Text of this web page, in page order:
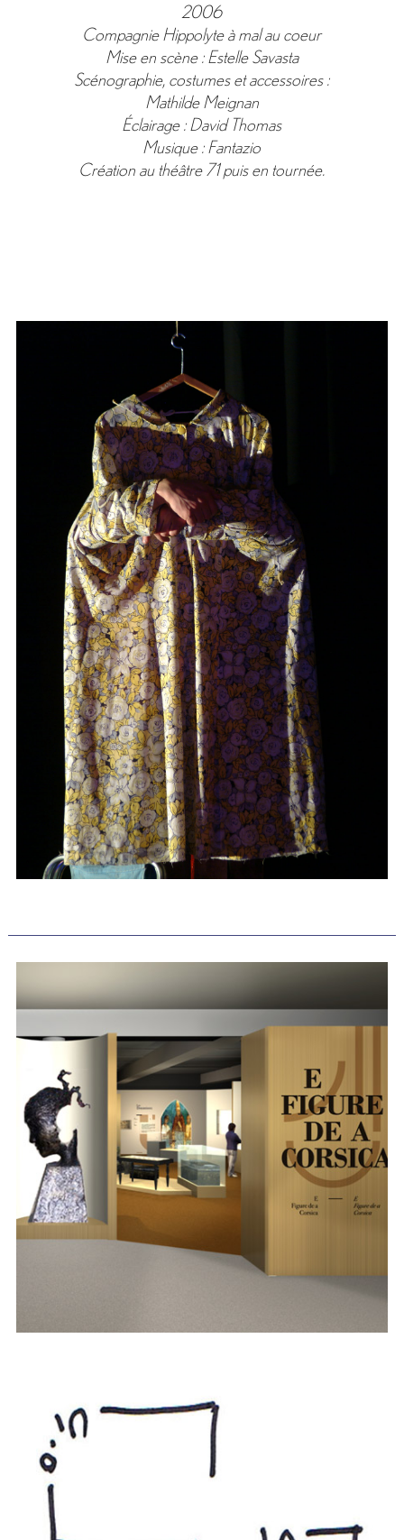
2006
Compagnie Hippolyte à mal au coeur
Mise en scène : Estelle Savasta
Scénographie, costumes et accessoires :
Mathilde Meignan
Éclairage : David Thomas
Musique : Fantazio
Création au théâtre 71 puis en tournée.